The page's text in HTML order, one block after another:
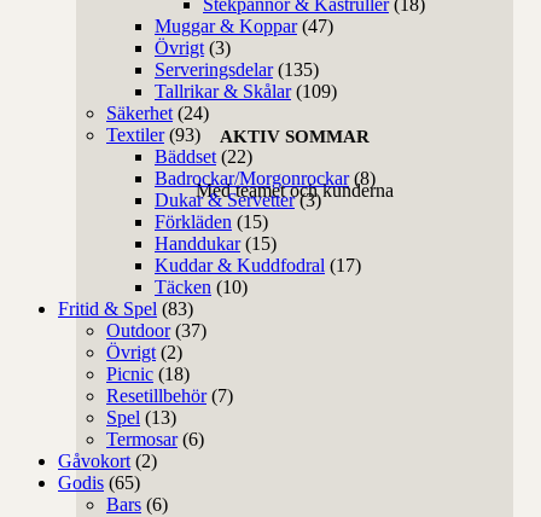
AKTIV SOMMAR
Med teamet och kunderna
Muggar & Koppar (47)
Övrigt (3)
Serveringsdelar (135)
Tallrikar & Skålar (109)
Säkerhet (24)
Textiler (93)
Bäddset (22)
Badrockar/Morgonrockar (8)
Dukar & Servetter (3)
Förkläden (15)
Handdukar (15)
Kuddar & Kuddfodral (17)
Täcken (10)
Fritid & Spel (83)
Outdoor (37)
Övrigt (2)
Picnic (18)
Resetillbehör (7)
Spel (13)
Termosar (6)
Gåvokort (2)
Godis (65)
Bars (6)